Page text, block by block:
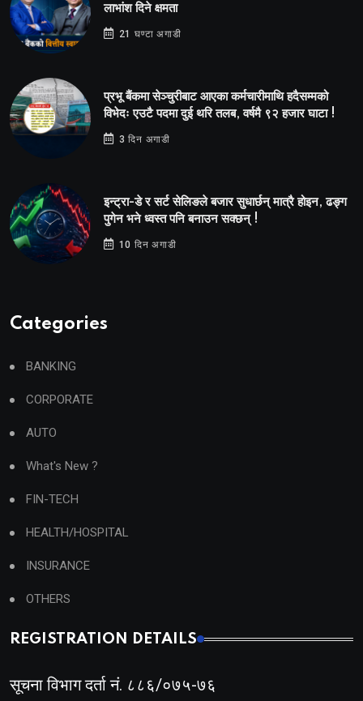
लाभांश दिने क्षमता
21 घण्टा अगाडी
प्रभू बैंकमा सेञ्चुरीबाट आएका कर्मचारीमाथि हदैसम्मको
विभेदः एउटै पदमा दुई थरि तलब, वर्षमै ९२ हजार घाटा !
3 दिन अगाडी
इन्ट्रा-डे र सर्ट सेलिङले बजार सुधार्छन् मात्रै होइन, ढङ्ग
पुगेन भने ध्वस्त पनि बनाउन सक्छन् !
10 दिन अगाडी
Categories
BANKING
CORPORATE
AUTO
What's New ?
FIN-TECH
HEALTH/HOSPITAL
INSURANCE
OTHERS
REGISTRATION DETAILS
सूचना विभाग दर्ता नं. ८८६/०७५-७६